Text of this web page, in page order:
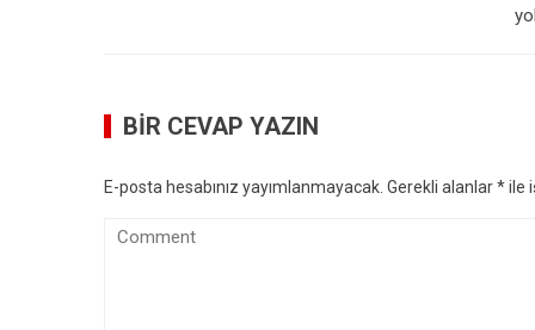
BIR CEVAP YAZIN
E-posta hesabınız yayımlanmayacak. Gerekli alanlar*ile